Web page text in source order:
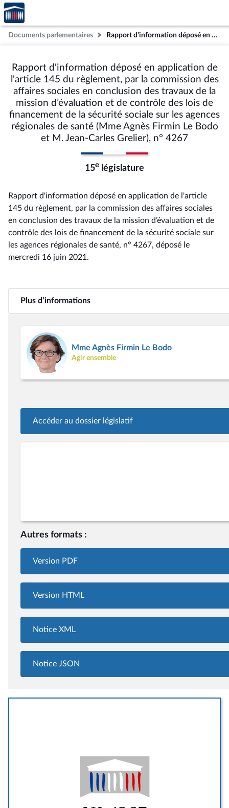
Aller au contenu
Aller en bas de la page
Accèder
à la
page
d'accueil
Documents parlementaires Rapport d'information déposé en application de l'article 145 du règlement, par la commission des affaires sociales en conclusion des travaux de la mission d’évaluation et de contrôle des lois de financement de la sécurité sociale sur les agences régionales de santé (Mme Agnès Firmin Le Bodo et M. Jean-Carles Grelier), n° 4267
Rapport d'information déposé en application de
l'article 145 du règlement, par la commission des
affaires sociales en conclusion des travaux de la
mission d’évaluation et de contrôle des lois de
financement de la sécurité sociale sur les agences
régionales de santé (Mme Agnès Firmin Le Bodo
et M. Jean-Carles Grelier), n° 4267
15e législature
Rapport d'information déposé en application de l'article
145 du règlement, par la commission des affaires sociales
en conclusion des travaux de la mission d’évaluation et de
contrôle des lois de financement de la sécurité sociale sur
les agences régionales de santé, n° 4267, déposé le
mercredi 16 juin 2021 .
Plus d’informations
Mme Agnès Firmin Le Bodo
Agir ensemble
Accéder au dossier législatif
Autres formats :
Version PDF
Version HTML
Notice XML
Notice JSON